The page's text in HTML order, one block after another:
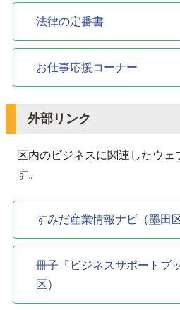
法律の定番書
お仕事応援コーナー
外部リンク
区内のビジネスに関連したウェ
す。
すみだ産業情報ナビ（墨田区
冊子「ビジネスサポートブ
区）